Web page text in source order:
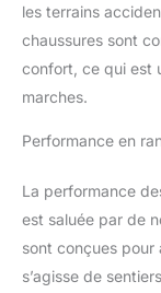
les terrains
chaussures sont
confort, ce qui est
marches.
Performance en
La performance
est saluée par de
sont conçues pour
s’agisse de